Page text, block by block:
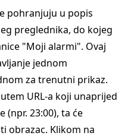
pohranjuju u popis
preglednika, do kojeg
"Moji alarmi". Ovaj
jednom
za trenutni prikaz.
URL-a koji unaprijed
23:00), ta će
obrazac. Klikom na